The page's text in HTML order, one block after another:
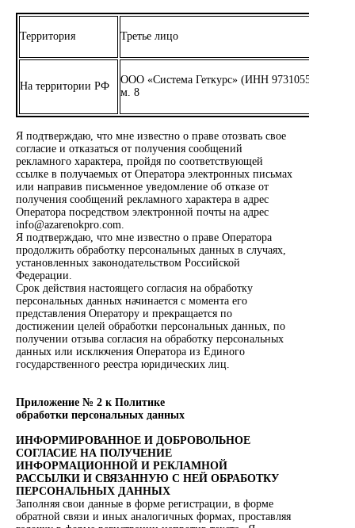
Территория Третье лицо
На территории РФ
ООО «Система Геткурс» (ИНН 9731055900),
м. 8
Я подтверждаю, что мне известно о праве отозвать свое
согласие и отказаться от получения сообщений
рекламного характера, пройдя по соответствующей
ссылке в получаемых от Оператора электронных письмах
или направив письменное уведомление об отказе от
получения сообщений рекламного характера в адрес
Оператора посредством электронной почты на адрес
info@azarenokpro.com.
Я подтверждаю, что мне известно о праве Оператора
продолжить обработку персональных данных в случаях,
установленных законодательством Российской
Федерации.
Срок действия настоящего согласия на обработку
персональных данных начинается с момента его
представления Оператору и прекращается по
достижении целей обработки персональных данных, по
получении отзыва согласия на обработку персональных
данных или исключения Оператора из Единого
государственного реестра юридических лиц.
Приложение № 2 к Политике
обработки персональных данных
ИНФОРМИРОВАННОЕ И ДОБРОВОЛЬНОЕ
СОГЛАСИЕ НА ПОЛУЧЕНИЕ
ИНФОРМАЦИОННОЙ И РЕКЛАМНОЙ
РАССЫЛКИ И СВЯЗАННУЮ С НЕЙ ОБРАБОТКУ
ПЕРСОНАЛЬНЫХ ДАННЫХ
Заполняя свои данные в форме регистрации, в форме
обратной связи и иных аналогичных формах, проставляя